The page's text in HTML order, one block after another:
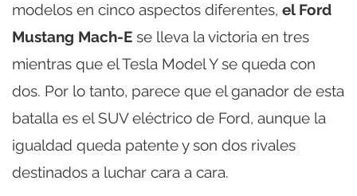
modelos en cinco aspectos diferentes, el Ford
Mustang Mach-E se lleva la victoria en tres
mientras que el Tesla Model Y se queda con
dos. Por lo tanto, parece que el ganador de esta
batalla es el SUV eléctrico de Ford, aunque la
igualdad queda patente y son dos rivales
destinados a luchar cara a cara.